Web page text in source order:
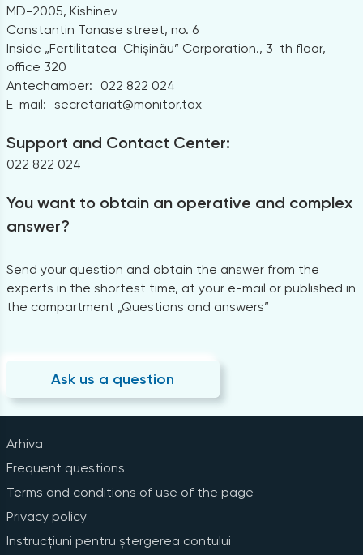
MD-2005, Kishinev
Constantin Tanase street, no. 6
Inside „Fertilitatea-Chișinău” Corporation., 3-th floor,
office 320
Antechamber:
022 822 024
E-mail: secretariat@monitor.tax
Support and Contact Center:
022 822 024
You want to obtain an operative and complex
answer?
Send your question and obtain the answer from the
experts in the shortest time, at your e-mail or published in
the compartment „Questions and answers”
Ask us a question
Arhiva
Frequent questions
Terms and conditions of use of the page
Privacy policy
Instrucțiuni pentru ștergerea contului